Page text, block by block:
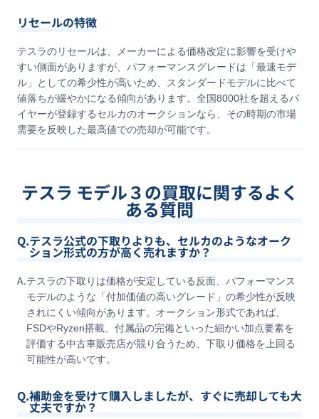
リセールの特徴
テスラのリセールは、メーカーによる価格改定に影響を受けや
すい側面がありますが、パフォーマンスグレードは「最速モデ
ル」としての希少性が高いため、スタンダードモデルに比べて
値落ちが緩やかになる傾向があります。全国8000社を超えるバ
イヤーが登録するセルカのオークションなら、その時期の市場
需要を反映した最高値での売却が可能です。
テスラ モデル３の買取に関するよく
ある質問
Q.テスラ公式の下取りよりも、セルカのようなオーク
ション形式の方が高く売れますか？
A.テスラの下取りは価格が安定している反面、パフォーマンス
モデルのような「付加価値の高いグレード」の希少性が反映
されにくい傾向があります。オークション形式であれば、
FSDやRyzen搭載、付属品の完備といった細かい加点要素を
評価する中古車販売店が競り合うため、下取り価格を上回る
可能性が高いです。
Q.補助金を受けて購入しましたが、すぐに売却しても大
丈夫ですか？